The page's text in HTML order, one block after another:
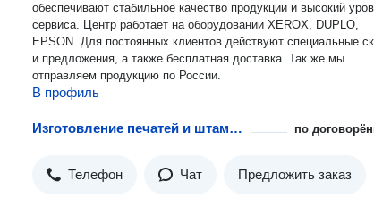
обеспечивают стабильное качество продукции и высокий
сервиса. Центр работает на оборудовании XEROX, DUPLO,
EPSON. Для постоянных клиентов действуют специальные
и предложения, а также бесплатная доставка. Так же мы
отправляем продукцию по России.
В профиль
Изготовление печатей и штампов по
Телефон Чат Предложить заказ